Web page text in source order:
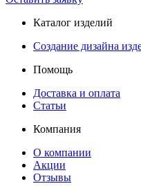
Каталог изделий
Создание дизайна
Помощь
Доставка и оплата
Статьи
Компания
О компании
Акции
Отзывы